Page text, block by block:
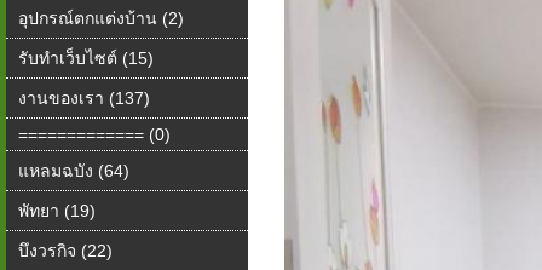
อุปกรณ์ตกแต่งบ้าน (2)
รับทำเว็บไซต์ (15)
งานของเรา (137)
============= (0)
แหลมฉบัง (64)
พัทยา (19)
บึงวรกิจ (22)